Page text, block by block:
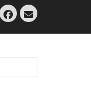
Facebook
E-
Mail